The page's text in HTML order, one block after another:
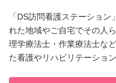
「DS訪問看護ステーショ
れた地域やご自宅でその人
理学療法士・作業療法士な
た看護やリハビリテーショ